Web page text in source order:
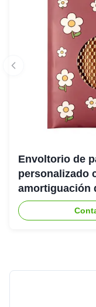
Envoltorio de
personalizado
amortiguación
reciclable
ecológico